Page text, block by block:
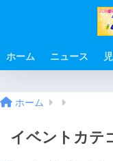
ホーム ニュース
ホーム
イベントカテ